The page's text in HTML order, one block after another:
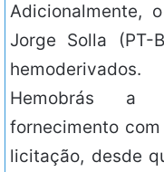
Adicionalmente,
Jorge Solla (PT-
Hemobrás a
fornecimento
licitação, desde